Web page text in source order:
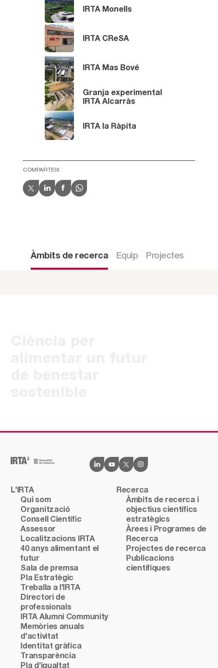
IRTA Monells
IRTA CReSA
IRTA Mas Bové
Granja experimental
IRTA Alcarràs
IRTA la Ràpita
COMPARTEIX
Àmbits de recerca Equip Projectes
L’IRTA
Qui som
Organització
Consell Científic
Assessor
Localitzacions IRTA
40 anys alimentant el
futur
Sala de premsa
Pla Estratègic
Treballa a l’IRTA
Directori de
professionals
IRTA Alumni Community
Memòries anuals
d’activitat
Identitat gràfica
Transparència
Pla d’igualtat
Recerca
Àmbits de recerca i
objectius científics
estratègics
Àrees i Programes de
Recerca
Projectes de recerca
Publicacions
científiques